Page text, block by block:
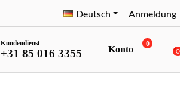
Deutsch Anmeldung
Kundendienst
+31 85 016 3355 Konto
0
0